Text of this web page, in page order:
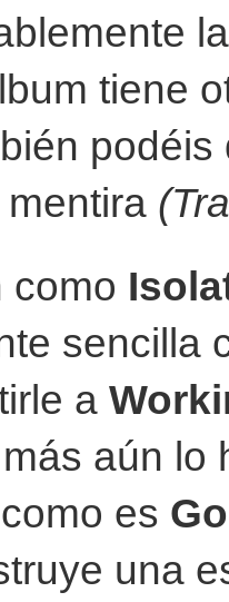
tiene
como
sencilla
a
aún lo
es
una